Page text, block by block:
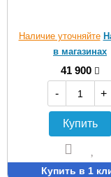
Наличие уточняйте
в магазинах
41 900
-
+
Купить
Купить в 1